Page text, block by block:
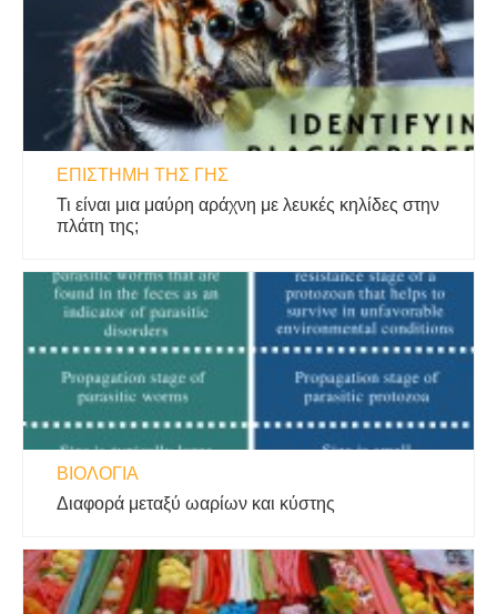
ΕΠΙΣΤΉΜΗ ΤΗΣ ΓΗΣ
Τι είναι μια μαύρη αράχνη με λευκές κηλίδες στην
πλάτη της;
ΒΙΟΛΟΓΊΑ
Διαφορά μεταξύ ωαρίων και κύστης